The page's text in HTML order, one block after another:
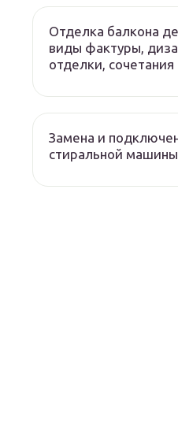
Отделка балкона
виды фактуры,
отделки, сочетания
Замена и
стиральной